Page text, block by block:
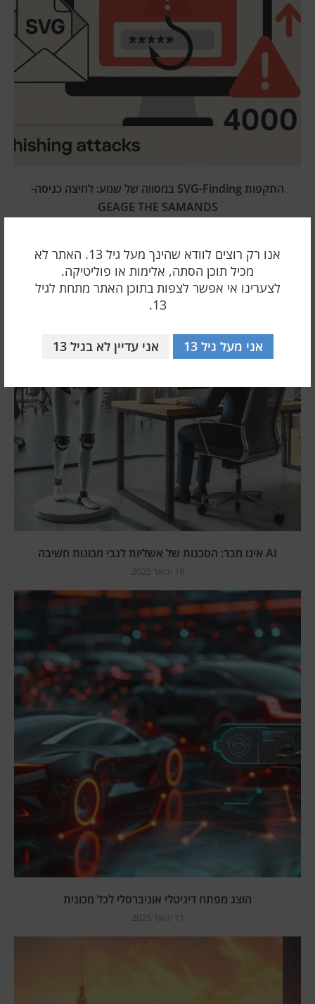
אנו רק רוצים לוודא שהינך מעל גיל 13. האתר לא
מכיל תוכן הסתה, אלימות או פוליטיקה.
לצערינו אי אפשר לצפות בתוכן האתר מתחת לגיל
13.
אני מעל גיל 13 אני עדיין לא בגיל 13
התקפות SVG-Finding במסווה של שמע: לחיצה כניסה-
GEAGE THE SAMANDS
AI אינו חבר: הסכנות של אשליות לגבי מכונות חשיבה
19 ינואר 2025
הוצג מפתח דיגיטלי אוניברסלי לכל מכונית
11 ינואר 2025